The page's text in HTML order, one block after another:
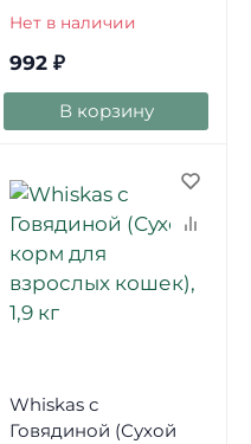
Нет в наличии
992 ₽
В корзину
Whiskas с
Говядиной (Сухой